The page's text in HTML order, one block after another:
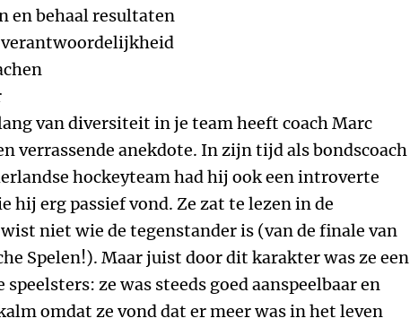
en behaal resultaten
van diversiteit in je team heeft coach Marc
verrassende anekdote. In zijn tijd als bondscoach
hockeyteam had hij ook een introverte
hij erg passief vond. Ze zat te lezen in de
niet wie de tegenstander is (van de finale van
Spelen!). Maar juist door dit karakter was ze een
speelsters: ze was steeds goed aanspeelbaar en
omdat ze vond dat er meer was in het leven